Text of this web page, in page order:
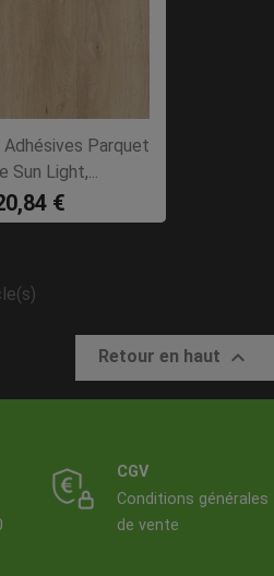
Adhésives Parquet
Sun Light,...
€
Retour en haut 
CGV
Conditions générales
de vente